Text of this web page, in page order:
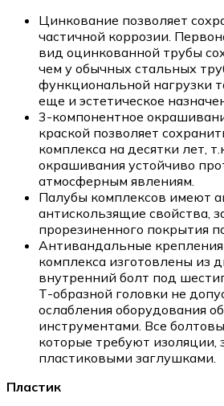
Цинкование позволяет
частичной коррозии.
вид оцинкованной трубы
чем у обычных стальных
функциональной нагрузки
еще и эстетическое
3-компонентное
краской позволяет
комплекса на десятки лет,
окрашивания устойчиво
атмосферным явлениям.
Палубы комплексов имеют
антискользящие свойства,
прорезиненного покрытия
Антивандальные крепления
комплекса изготовлены из
внутренний болт под
Т-образной головки не
ослабления оборудования
инструментами. Все
которые требуют изоляции,
пластиковыми заглушками.
Пластик